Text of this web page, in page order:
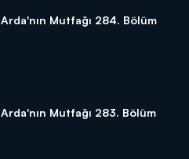
Arda'nın Mutfağı 284. Bölüm
Arda'nın Mutfağı 283. Bölüm